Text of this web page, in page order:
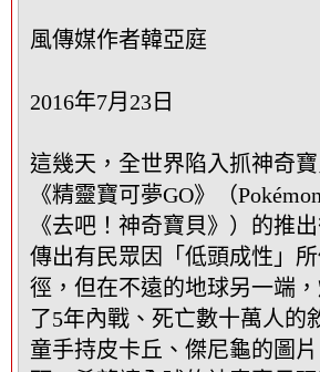
風傳媒作者韓亞庭
2016年7月23日
這幾天，全世界陷入抓神奇
《精靈寶可夢GO》（
《去吧！神奇寶貝》）的推
傳出有民眾因「低頭成性」
徑，但在不遠的地球另一端
了5年內戰、死亡數十萬人的
童手持皮卡丘、傑尼龜的圖